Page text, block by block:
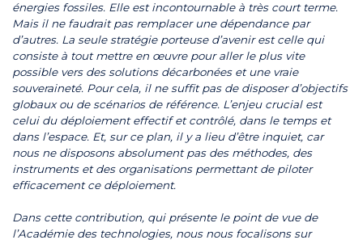
énergies fossiles. Elle est incontournable à très court terme.
Mais il ne faudrait pas remplacer une dépendance par
d’autres. La seule stratégie porteuse d’avenir est celle qui
consiste à tout mettre en œuvre pour aller le plus vite
possible vers des solutions décarbonées et une vraie
souveraineté. Pour cela, il ne suffit pas de disposer d’objectifs
globaux ou de scénarios de référence. L’enjeu crucial est
celui du déploiement effectif et contrôlé, dans le temps et
dans l’espace. Et, sur ce plan, il y a lieu d’être inquiet, car
nous ne disposons absolument pas des méthodes, des
instruments et des organisations permettant de piloter
efficacement ce déploiement.
Dans cette contribution, qui présente le point de vue de
l’Académie des technologies, nous nous focalisons sur